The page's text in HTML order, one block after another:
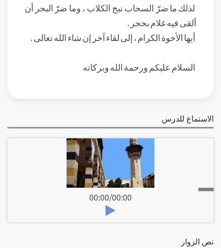
لذلك ما ضرّ السحاب نبح الكلاب ، وما ضرّ البحر أن
ألقى فيه غلام بحجر .
أيها الأخوة الكرام ، إلى لقاء آخر إن شاء الله تعالى .
السلام عليكم ورحمة الله وبركاته
الاستماع للدرس
00:00/00:00
نص الزوار